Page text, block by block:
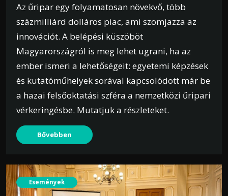
Az űripar egy folyamatosan növekvő, több
százmilliárd dolláros piac, ami szomjazza az
innovációt. A belépési küszöböt
Magyarországról is meg lehet ugrani, ha az
ember ismeri a lehetőségeit: egyetemi képzések
és kutatóműhelyek sorával kapcsolódott már be
a hazai felsőoktatási szféra a nemzetközi űripari
vérkeringésbe. Mutatjuk a részleteket.
Bővebben
Események